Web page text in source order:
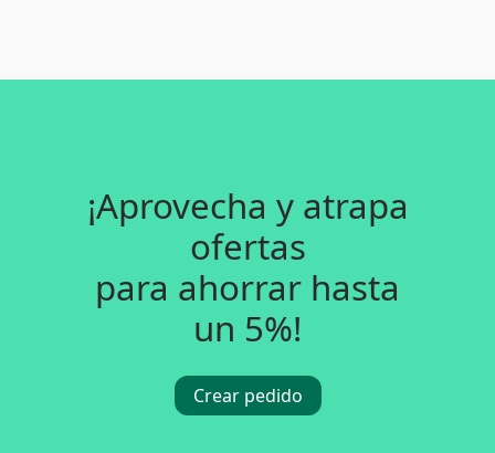
¡Aprovecha y atrapa
ofertas
para ahorrar hasta
un 5%!
Crear pedido